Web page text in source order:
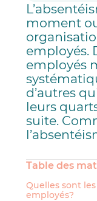
moment
employés.
employés
d’autres
leurs
suite.
Table des
Quelles sont
employés?